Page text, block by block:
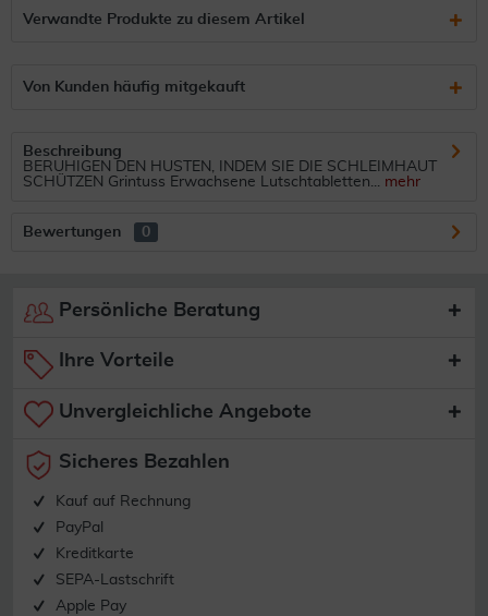
Verwandte Produkte zu diesem Artikel
Von Kunden häufig mitgekauft
Beschreibung
BERUHIGEN DEN HUSTEN, INDEM SIE DIE SCHLEIMHAUT
SCHÜTZEN Grintuss Erwachsene Lutschtabletten... mehr
Bewertungen 0
Persönliche Beratung
Ihre Vorteile
Unvergleichliche Angebote
Sicheres Bezahlen
Kauf auf Rechnung
PayPal
Kreditkarte
SEPA-Lastschrift
Apple Pay